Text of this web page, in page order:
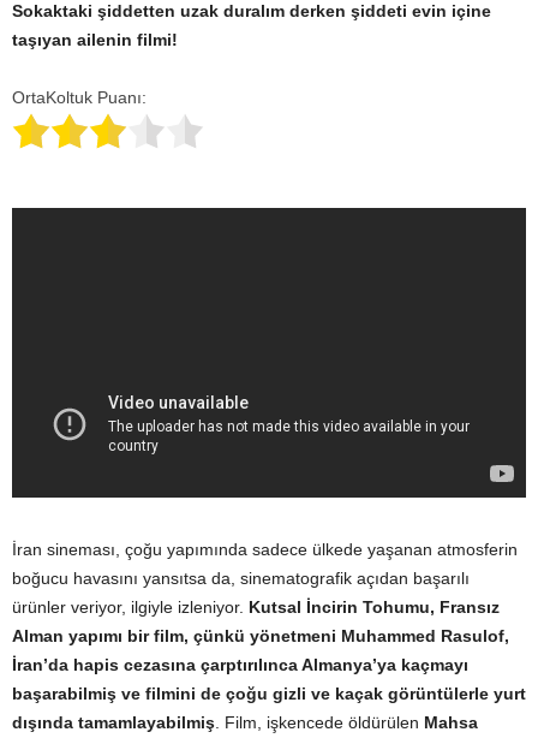
Sokaktaki şiddetten uzak duralım derken şiddeti evin içine
taşıyan ailenin filmi!
OrtaKoltuk Puanı:
İran sineması, çoğu yapımında sadece ülkede yaşanan atmosferin
boğucu havasını yansıtsa da, sinematografik açıdan başarılı
ürünler veriyor, ilgiyle izleniyor. Kutsal İncirin Tohumu, Fransız
Alman yapımı bir film, çünkü yönetmeni Muhammed Rasulof,
İran’da hapis cezasına çarptırılınca Almanya’ya kaçmayı
başarabilmiş ve filmini de çoğu gizli ve kaçak görüntülerle yurt
dışında tamamlayabilmiş . Film, işkencede öldürülen Mahsa